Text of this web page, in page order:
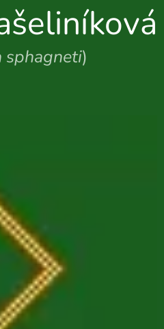
sphagneti)